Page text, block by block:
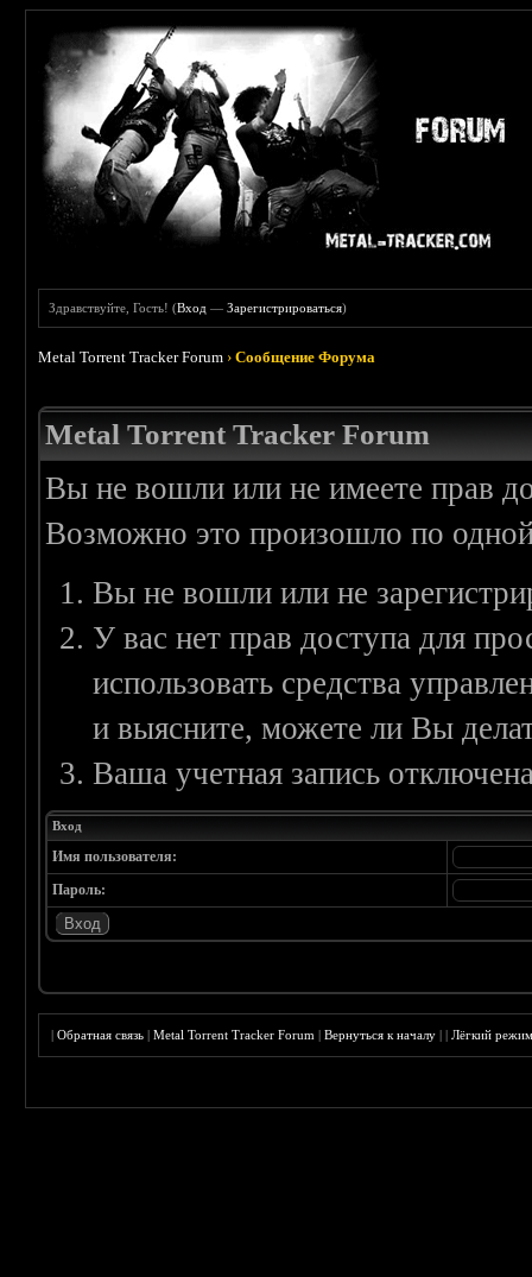
Здравствуйте, Гость! (Вход —Зарегистрироваться)
Metal Torrent Tracker Forum ›Сообщение Форума
Metal Torrent Tracker Forum
Вы не вошли или не имеете прав
Возможно это произошло по
Вы не вошли или не
У вас нет прав доступа для
использовать средства
и выясните, можете ли Вы
Ваша учетная запись
Вход
Имя пользователя:
Пароль:
|Обратная связь |Metal Torrent Tracker Forum |Вернуться к началу ||Лёгкий